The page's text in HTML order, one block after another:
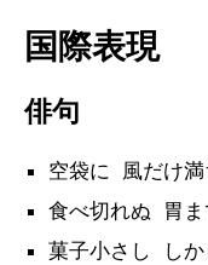
国際表現
俳句
空袋に 風だけ
食べ切れぬ 胃
菓子小さし し